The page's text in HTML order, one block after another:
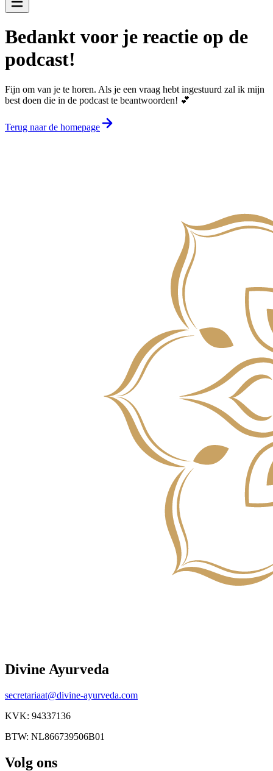
Bedankt voor je reactie op de
podcast!
Fijn om van je te horen. Als je een vraag hebt ingestuurd zal ik mijn
best doen die in de podcast te beantwoorden! 💕
Terug naar de homepage
Divine Ayurveda
secretariaat@divine-ayurveda.com
KVK: 94337136
BTW: NL866739506B01
Volg ons